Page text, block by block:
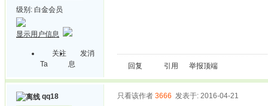
级别: 白金会员
显示用户信息
关注
Ta
发消
息
回复 引用 举报顶端
qq18 只看该作者 3666 发表于: 2016-04-21